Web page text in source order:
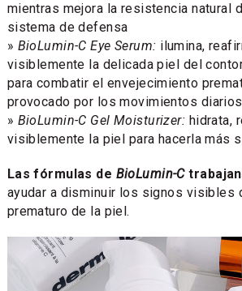
mientras mejora la resistencia natural
sistema de defensa
» BioLumin-C Eye Serum: ilumina,
visiblemente la delicada piel del
para combatir el envejecimiento
provocado por los movimientos
» BioLumin-C Gel Moisturizer: hidrata,
visiblemente la piel para hacerla más
Las fórmulas de BioLumin-C
ayudar a disminuir los signos visibles
prematuro de la piel.